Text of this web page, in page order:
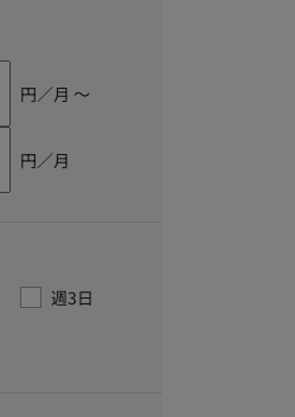
円／月 〜
円／月
週3日